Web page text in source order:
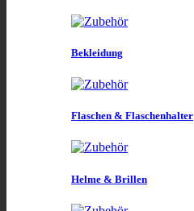
Bekleidung
Flaschen & Flaschenhalter
Helme & Brillen